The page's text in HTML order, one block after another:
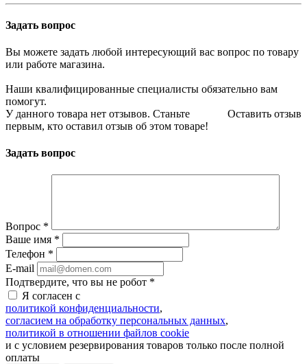
Задать вопрос
Вы можете задать любой интересующий вас вопрос по товару
или работе магазина.
Наши квалифицированные специалисты обязательно вам
помогут.
Оставить отзыв
У данного товара нет отзывов. Станьте
первым, кто оставил отзыв об этом товаре!
Задать вопрос
Вопрос *
Ваше имя *
Телефон *
E-mail
Подтвердите, что вы не робот *
Я согласен с
политикой конфиденциальности,
согласием на обработку персональных данных,
политикой в отношении файлов cookie
и с условием резервирования товаров только после полной
оплаты